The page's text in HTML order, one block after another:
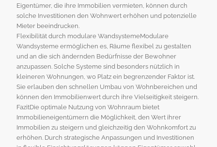
Eigentümer, die ihre Immobilien vermieten, können durch
solche Investitionen den Wohnwert erhöhen und potenzielle
Mieter beeindrucken.
Flexibilität durch modulare WandsystemeModulare
Wandsysteme ermöglichen es, Räume flexibel zu gestalten
und an die sich ändernden Bedürfnisse der Bewohner
anzupassen. Solche Systeme sind besonders nützlich in
kleineren Wohnungen, wo Platz ein begrenzender Faktor ist.
Sie erlauben den schnellen Umbau von Wohnbereichen und
können den Immobilienwert durch ihre Vielseitigkeit steigern.
FazitDie optimale Nutzung von Wohnraum bietet
Immobilieneigentümern die Möglichkeit, den Wert ihrer
Immobilien zu steigern und gleichzeitig den Wohnkomfort zu
erhöhen. Durch strategische Anpassungen und Investitionen